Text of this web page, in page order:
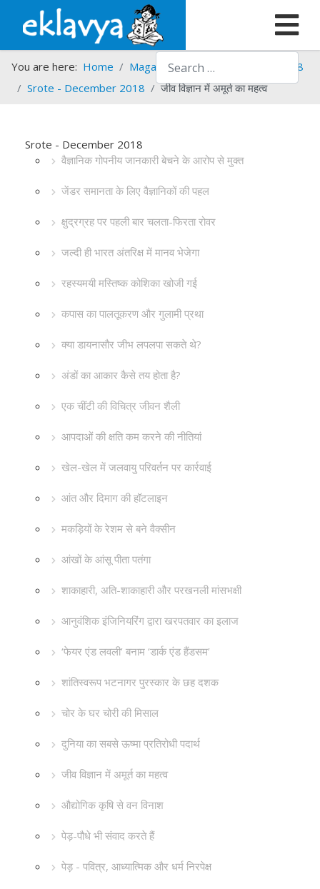
Search
You are here: Home Magazines Srote
Srote - 2018
Srote - December 2018
जीव विज्ञान में अमूर्त का महत्व
Srote - December 2018
वैज्ञानिक गोपनीय जानकारी बेचने के आरोप से मुक्त
जेंडर समानता के लिए वैज्ञानिकों की पहल
क्षुद्रग्रह पर पहली बार चलता-फिरता रोवर
जल्दी ही भारत अंतरिक्ष में मानव भेजेगा
रहस्यमयी मस्तिष्क कोशिका खोजी गई
कपास का पालतूकरण और गुलामी प्रथा
क्या डायनासौर जीभ लपलपा सकते थे?
अंडों का आकार कैसे तय होता है?
एक चींटी की विचित्र जीवन शैली
आपदाओं की क्षति कम करने की नीतियां
खेल-खेल में जलवायु परिवर्तन पर कार्रवाई
आंत और दिमाग की हॉटलाइन
मकड़ियों के रेशम से बने वैक्सीन
आंखों के आंसू पीता पतंगा
शाकाहारी, अति-शाकाहारी और परखनली मांसभक्षी
आनुवंशिक इंजिनियरिंग द्वारा खरपतवार का इलाज
‘फेयर एंड लवली’ बनाम ‘डार्क एंड हैंडसम’
शांतिस्वरूप भटनागर पुरस्कार के छह दशक
चोर के घर चोरी की मिसाल
दुनिया का सबसे ऊष्मा प्रतिरोधी पदार्थ
जीव विज्ञान में अमूर्त का महत्व
औद्योगिक कृषि से वन विनाश
पेड़-पौधे भी संवाद करते हैं
पेड़ - पवित्र, आध्यात्मिक और धर्म निरपेक्ष